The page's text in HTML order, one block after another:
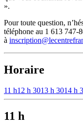
».
Pour toute question,
téléphone au 1 613 747-
à
Horaire
11 h12 h 3013 h 3014 h
11 h